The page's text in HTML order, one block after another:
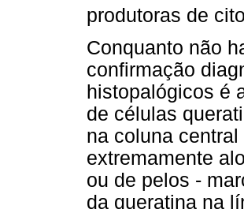
produtoras de
Conquanto não
confirmação
histopalógicos é
de células
na coluna
extremamente
ou de pelos -
da queratina na